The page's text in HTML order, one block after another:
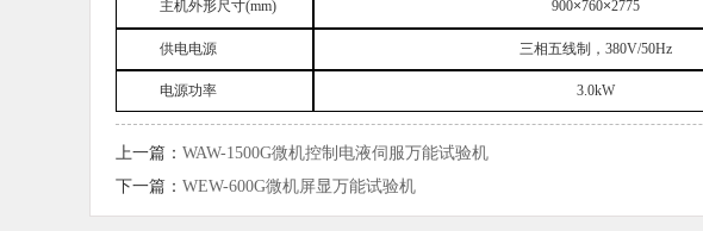
主机外形尺寸(mm) 900×760×2775
供电电源 三相五线制，380V/50Hz
电源功率 3.0kW
上一篇： WAW-1500G微机控制电液伺服万能试验机
下一篇： WEW-600G微机屏显万能试验机